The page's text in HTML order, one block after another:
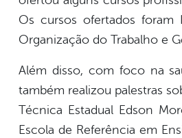
Os cursos ofertados foram
Organização do Trabalho e
Além disso, com foco na
também realizou palestras
Técnica Estadual Edson
Escola de Referência em